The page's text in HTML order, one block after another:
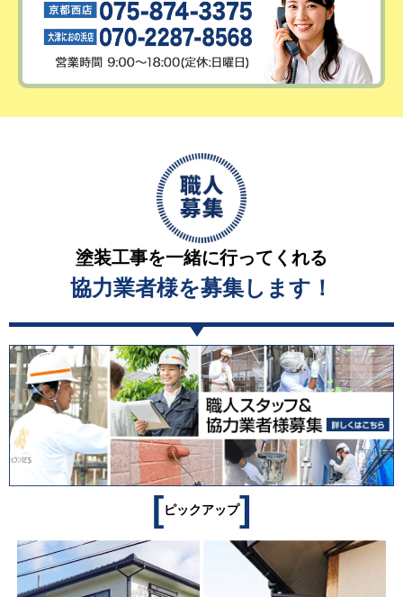
塗装工事を一緒に行ってくれる
協力業者様を募集します！
[ピックアップ]